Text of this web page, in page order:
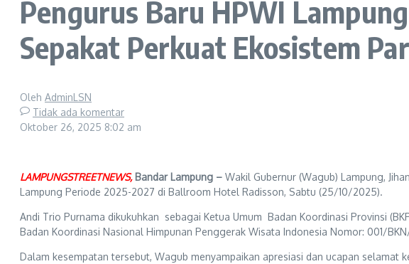
Pengurus Baru HPWI
Sepakat Perkuat Ekosistem
Oleh AdminLSN
Tidak ada komentar
Oktober 26, 2025 8:02 am
LAMPUNGSTREETNEWS, Bandar Lampung – Wakil Gubernur (Wagub) Lampung,
Lampung Periode 2025-2027 di Ballroom Hotel Radisson, Sabtu (25/10/2025).
Andi Trio Purnama dikukuhkan sebagai Ketua Umum Badan Koordinasi Provinsi
Badan Koordinasi Nasional Himpunan Penggerak Wisata Indonesia Nomor: 001/
Dalam kesempatan tersebut, Wagub menyampaikan apresiasi dan ucapan selamat